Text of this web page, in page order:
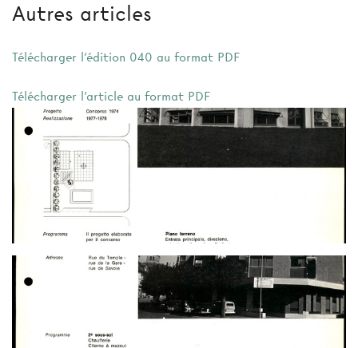
Autres articles
Télécharger l'édition 040 au format PDF
Télécharger l'article au format PDF